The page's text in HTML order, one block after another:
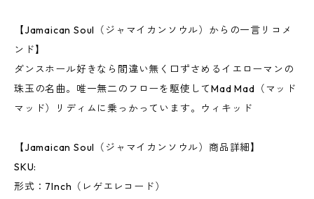
【Jamaican Soul（ジャマイカンソウル）からの一言リコメ
ンド】
ダンスホール好きなら間違い無く口ずさめるイエローマンの
珠玉の名曲。唯一無二のフローを駆使してMad Mad（マッド
マッド）リディムに乗っかっています。ウィキッド
【Jamaican Soul（ジャマイカンソウル）商品詳細】
SKU:
形式：7Inch（レゲエレコード）